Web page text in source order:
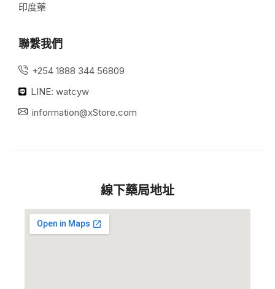
印度藥
聯繫我們
+254 1888 344 56809
LINE: watcyw
information@xStore.com
線下藥局地址